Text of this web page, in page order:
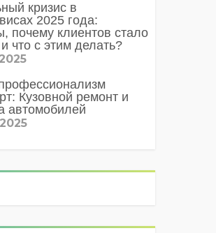
кризис в
2025 года:
почему клиентов стало
что с этим делать?
Кузовной ремонт и
автомобилей